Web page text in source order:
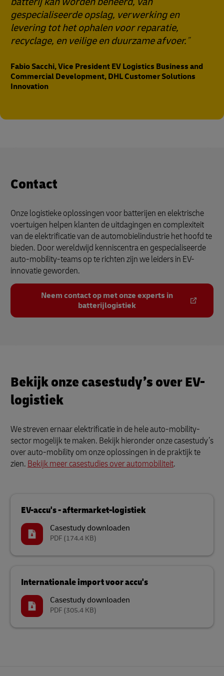
gespecialiseerde opslag, verwerking en
levering tot het ophalen voor reparatie,
recyclage, en veilige en duurzame afvoer.
Fabio Sacchi, Vice President EV Logistics Business and
Commercial Development, DHL Customer Solutions
Innovation
Contact
Onze logistieke oplossingen voor batterijen en elektrische
voertuigen helpen klanten de uitdagingen en complexiteit
van de elektrificatie van de automobielindustrie het hoofd te
bieden. Door wereldwijd kenniscentra en gespecialiseerde
auto-mobility-teams op te richten zijn we leiders in EV-
innovatie geworden.
Neem contact op met onze experts in
batterijlogistiek
Bekijk onze casestudy’s over EV-
logistiek
We streven ernaar elektrificatie in de hele auto-mobility-
sector mogelijk te maken. Bekijk hieronder onze casestudy’s
over auto-mobility om onze oplossingen in de praktijk te
zien. Bekijk meer casestudies over automobiliteit.
EV-accu's - aftermarket-logistiek
Casestudy downloaden
PDF (174.4 KB)
Internationale import voor accu's
Casestudy downloaden
PDF (305.4 KB)